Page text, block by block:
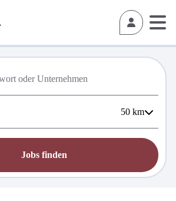
50 km
Jobs finden